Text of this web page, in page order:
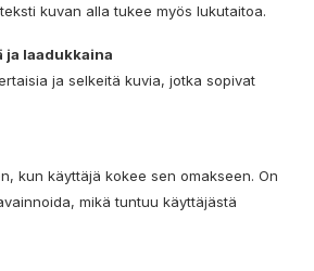
kuvan alla tukee myös lukutaitoa.
ja laadukkaina
ja selkeitä kuvia, jotka sopivat
kun käyttäjä kokee sen omakseen. On
mikä tuntuu käyttäjästä